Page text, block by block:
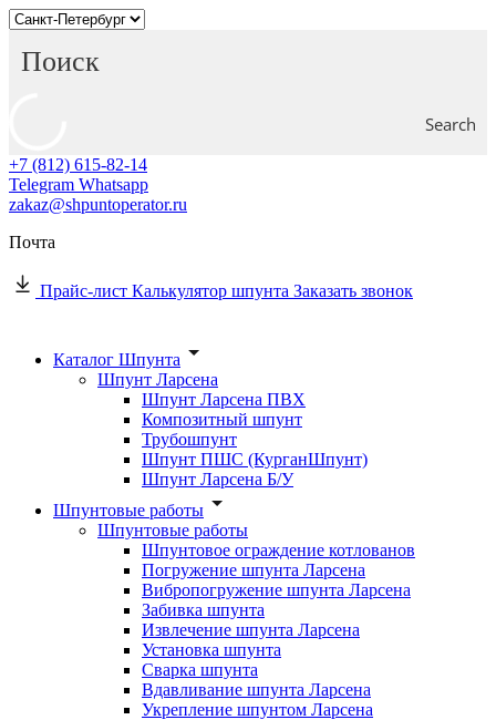
Search
+7 (812) 615-82-14
Telegram Whatsapp
zakaz@shpuntoperator.ru
Почта
Прайс-лист Калькулятор шпунта Заказать звонок
Каталог Шпунта
Шпунт Ларсена
Шпунт Ларсена ПВХ
Композитный шпунт
Трубошпунт
Шпунт ПШС (КурганШпунт)
Шпунт Ларсена Б/У
Шпунтовые работы
Шпунтовые работы
Шпунтовое ограждение котлованов
Погружение шпунта Ларсена
Вибропогружение шпунта Ларсена
Забивка шпунта
Извлечение шпунта Ларсена
Установка шпунта
Сварка шпунта
Вдавливание шпунта Ларсена
Укрепление шпунтом Ларсена